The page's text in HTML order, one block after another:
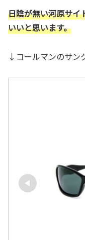
日陰が無い河原サイ
いいと思います。
↓コールマンのサン